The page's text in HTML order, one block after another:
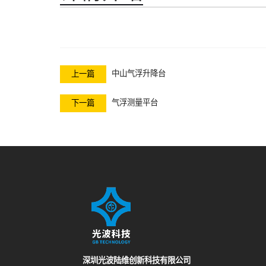
上一篇 中山气浮升降台
下一篇 气浮测量平台
深圳光波陆维创新科技有限公司